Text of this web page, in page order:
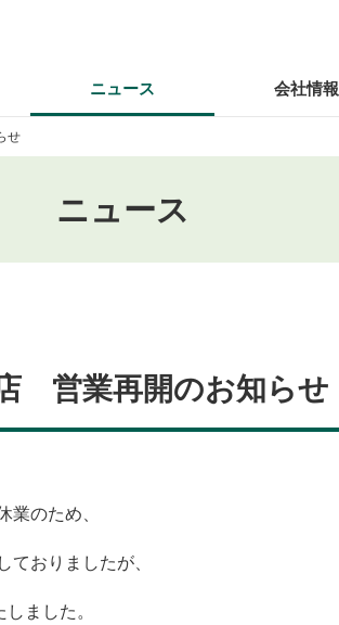
ニュース 会社情報
せ
ニュース
営業再開のお知らせ
のため、
おりましたが、
ました。